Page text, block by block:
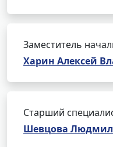
Заместитель
Харин Алексей
Старший
Шевцова